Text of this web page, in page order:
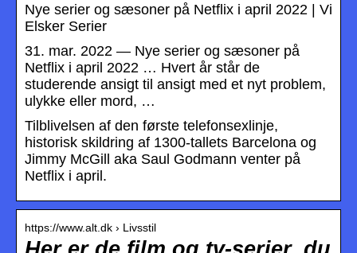
Nye serier og sæsoner på Netflix i april 2022 | Vi
Elsker Serier
31. mar. 2022 — Nye serier og sæsoner på
Netflix i april 2022 … Hvert år står de
studerende ansigt til ansigt med et nyt problem,
ulykke eller mord, …
Tilblivelsen af den første telefonsexlinje,
historisk skildring af 1300-tallets Barcelona og
Jimmy McGill aka Saul Godmann venter på
Netflix i april.
https://www.alt.dk › Livsstil